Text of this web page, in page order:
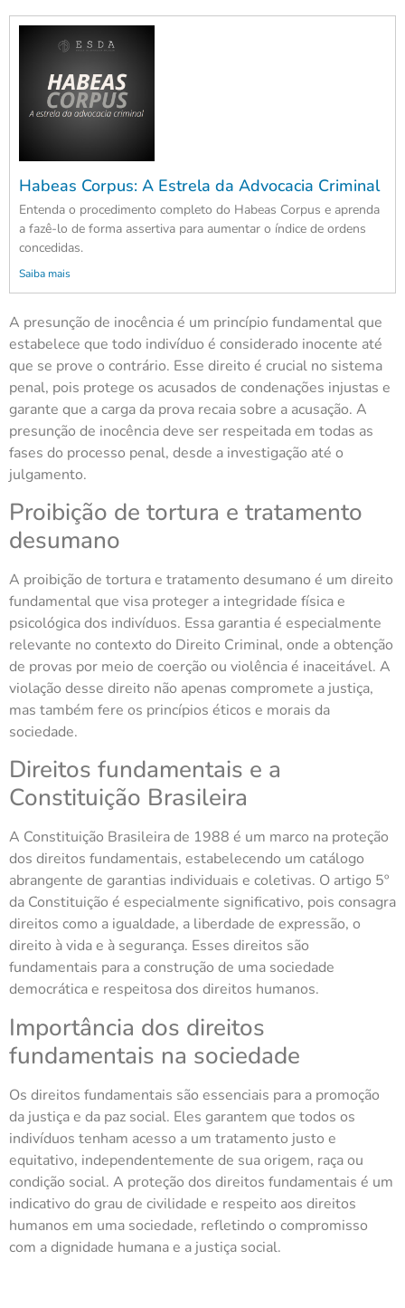
Habeas Corpus: A Estrela da Advocacia Criminal
Entenda o procedimento completo do Habeas Corpus e aprenda
a fazê-lo de forma assertiva para aumentar o índice de ordens
concedidas.
Saiba mais
A presunção de inocência é um princípio fundamental que
estabelece que todo indivíduo é considerado inocente até
que se prove o contrário. Esse direito é crucial no sistema
penal, pois protege os acusados de condenações injustas e
garante que a carga da prova recaia sobre a acusação. A
presunção de inocência deve ser respeitada em todas as
fases do processo penal, desde a investigação até o
julgamento.
Proibição de tortura e tratamento
desumano
A proibição de tortura e tratamento desumano é um direito
fundamental que visa proteger a integridade física e
psicológica dos indivíduos. Essa garantia é especialmente
relevante no contexto do Direito Criminal, onde a obtenção
de provas por meio de coerção ou violência é inaceitável. A
violação desse direito não apenas compromete a justiça,
mas também fere os princípios éticos e morais da
sociedade.
Direitos fundamentais e a
Constituição Brasileira
A Constituição Brasileira de 1988 é um marco na proteção
dos direitos fundamentais, estabelecendo um catálogo
abrangente de garantias individuais e coletivas. O artigo 5º
da Constituição é especialmente significativo, pois consagra
direitos como a igualdade, a liberdade de expressão, o
direito à vida e à segurança. Esses direitos são
fundamentais para a construção de uma sociedade
democrática e respeitosa dos direitos humanos.
Importância dos direitos
fundamentais na sociedade
Os direitos fundamentais são essenciais para a promoção
da justiça e da paz social. Eles garantem que todos os
indivíduos tenham acesso a um tratamento justo e
equitativo, independentemente de sua origem, raça ou
condição social. A proteção dos direitos fundamentais é um
indicativo do grau de civilidade e respeito aos direitos
humanos em uma sociedade, refletindo o compromisso
com a dignidade humana e a justiça social.